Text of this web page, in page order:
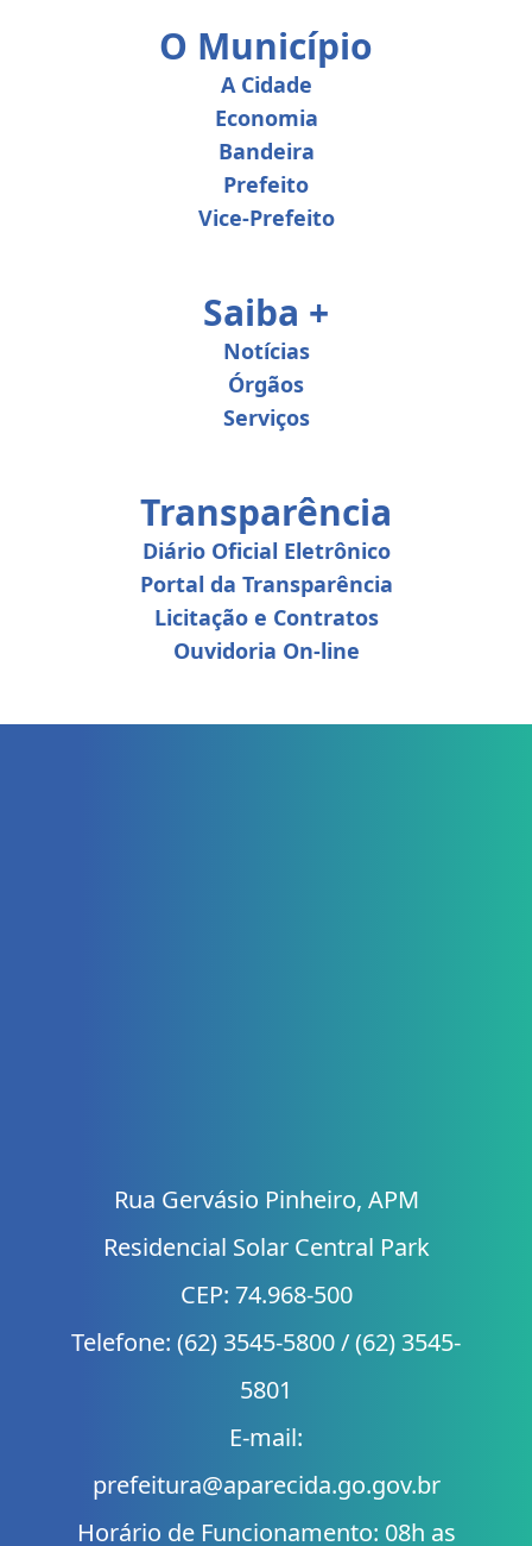
O Município
A Cidade
Economia
Bandeira
Prefeito
Vice-Prefeito
Saiba +
Notícias
Órgãos
Serviços
Transparência
Diário Oficial Eletrônico
Portal da Transparência
Licitação e Contratos
Ouvidoria On-line
Rua Gervásio Pinheiro, APM
Residencial Solar Central Park
CEP: 74.968-500
Telefone: (62) 3545-5800 / (62) 3545-
5801
E-mail:
prefeitura@aparecida.go.gov.br
Horário de Funcionamento: 08h as